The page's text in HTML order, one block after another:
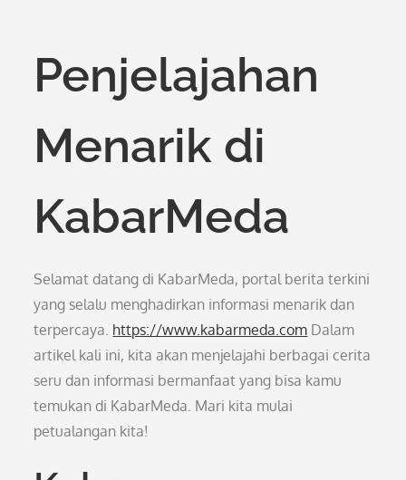
Penjelajahan
Menarik di
KabarMeda
Selamat datang di KabarMeda, portal berita terkini
yang selalu menghadirkan informasi menarik dan
terpercaya. https://www.kabarmeda.com Dalam
artikel kali ini, kita akan menjelajahi berbagai cerita
seru dan informasi bermanfaat yang bisa kamu
temukan di KabarMeda. Mari kita mulai
petualangan kita!